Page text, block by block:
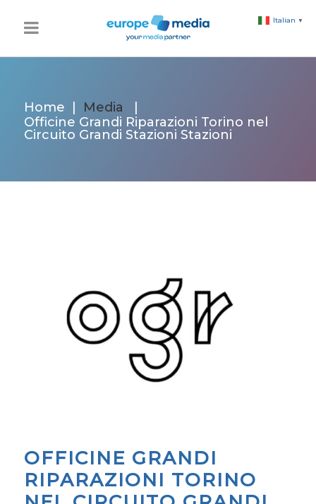
Home Media
Officine Grandi Riparazioni Torino nel
Circuito Grandi Stazioni Stazioni
OFFICINE GRANDI
RIPARAZIONI TORINO
Italian ▼